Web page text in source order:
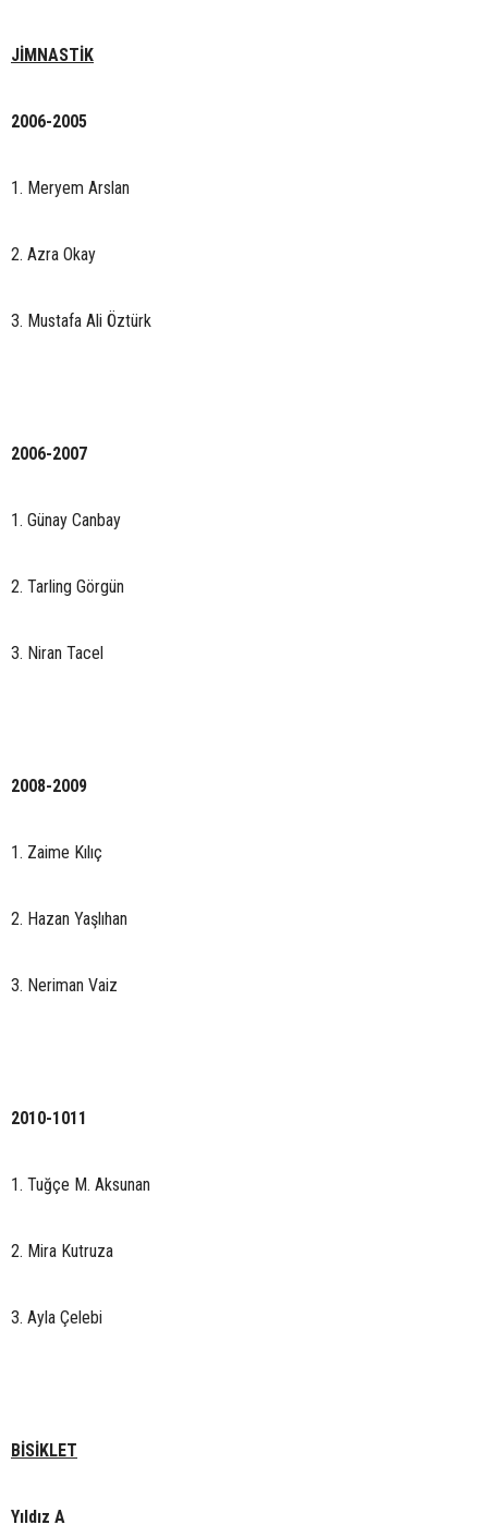
JİMNASTİK
2006-2005
1. Meryem Arslan
2. Azra Okay
3. Mustafa Ali Öztürk
2006-2007
1. Günay Canbay
2. Tarling Görgün
3. Niran Tacel
2008-2009
1. Zaime Kılıç
2. Hazan Yaşlıhan
3. Neriman Vaiz
2010-1011
1. Tuğçe M. Aksunan
2. Mira Kutruza
3. Ayla Çelebi
BİSİKLET
Yıldız A